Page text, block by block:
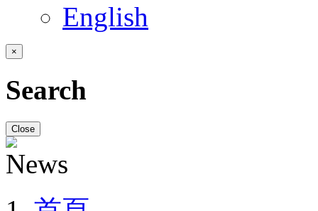
English
×
Search
Close